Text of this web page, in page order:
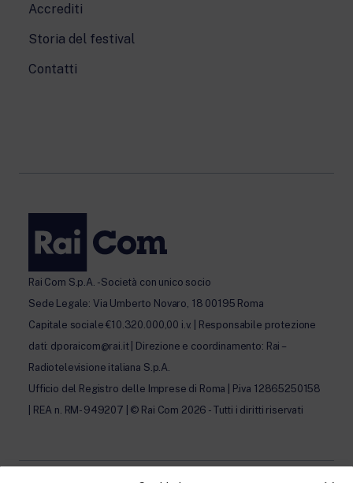
Accrediti
Storia del festival
Contatti
Rai Com S.p.A. - Società con unico socio
Sede Legale: Via Umberto Novaro, 18 00195 Roma
Capitale sociale €10.320.000,00 i.v. | Responsabile protezione
dati: dporaicom@rai.it | Direzione e coordinamento: Rai –
Radiotelevisione italiana S.p.A.
Ufficio del Registro delle Imprese di Roma | P.iva 12865250158
| REA n. RM- 949207 | © Rai Com 2026 - Tutti i diritti riservati